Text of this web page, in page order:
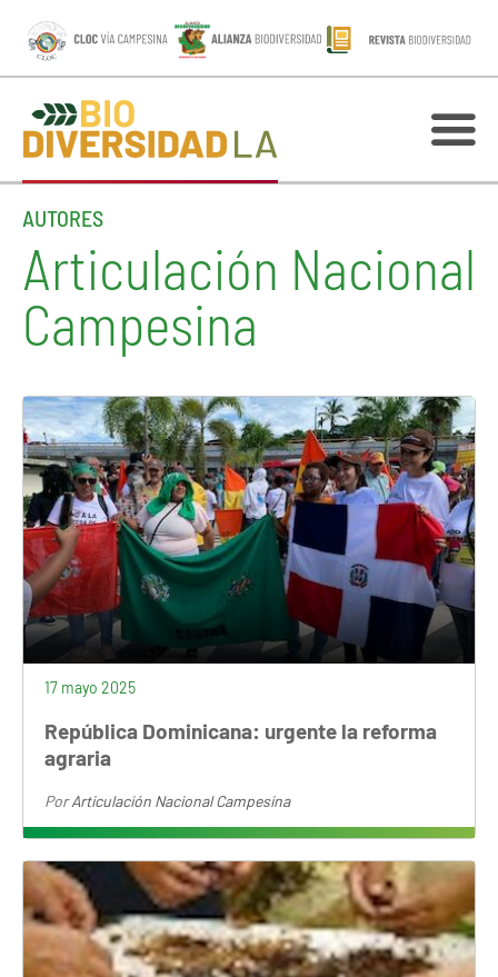
AUTORES
Articulación Nacional
Campesina
17 mayo 2025
República Dominicana: urgente la reforma
agraria
PorArticulación Nacional Campesina